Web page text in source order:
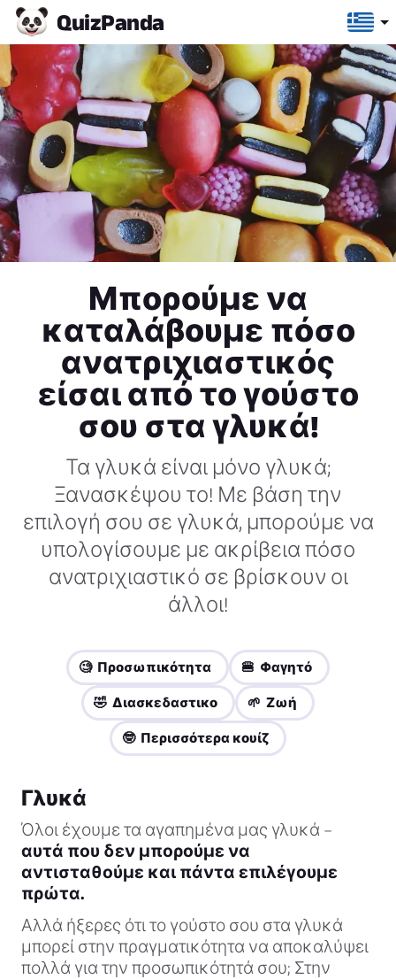
QuizPanda
Μπορούμε να
καταλάβουμε πόσο
ανατριχιαστικός
είσαι από το γούστο
σου στα γλυκά!
Τα γλυκά είναι μόνο γλυκά;
Ξανασκέψου το! Με βάση την
επιλογή σου σε γλυκά, μπορούμε να
υπολογίσουμε με ακρίβεια πόσο
ανατριχιαστικό σε βρίσκουν οι
άλλοι!
🧐 Προσωπικότητα 🍔 Φαγητό
🤣 Διασκεδαστικο 🌱 Ζωή
🤓 Περισσότερα κουίζ
Γλυκά
Όλοι έχουμε τα αγαπημένα μας γλυκά –
αυτά που δεν μπορούμε να
αντισταθούμε και πάντα επιλέγουμε
πρώτα.
Αλλά ήξερες ότι το γούστο σου στα γλυκά
μπορεί στην πραγματικότητα να αποκαλύψει
πολλά για την προσωπικότητά σου; Στην